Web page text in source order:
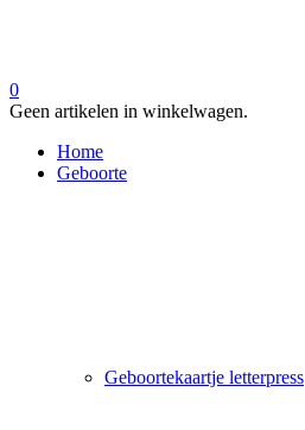
0
Geen artikelen in winkelwagen.
Home
Geboorte
Geboortekaartje letterpress